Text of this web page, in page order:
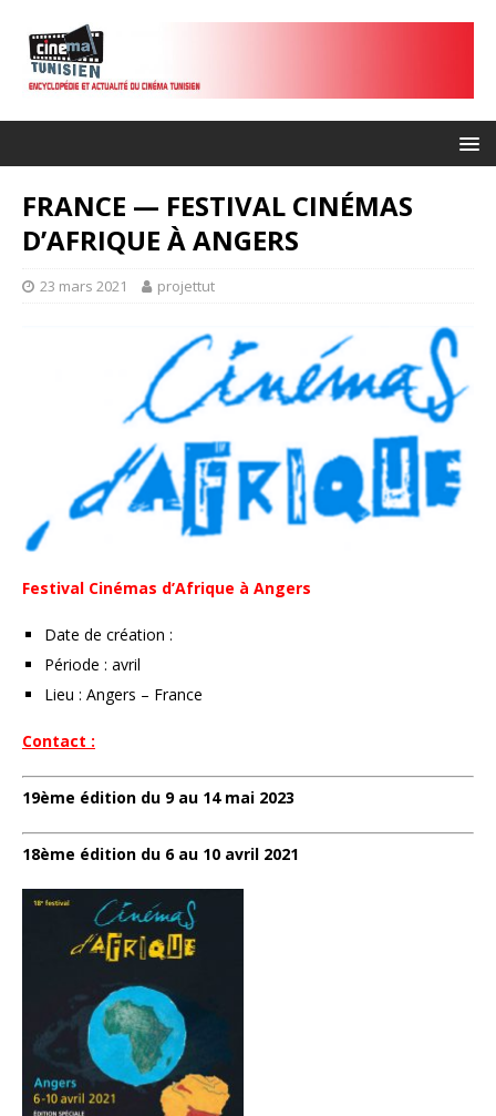
FRANCE — FESTIVAL CINÉMAS
D’AFRIQUE À ANGERS
23 mars 2021 projettut
Festival Cinémas d’Afrique à Angers
Date de création :
Période : avril
Lieu : Angers – France
Contact :
19ème édition du 9 au 14 mai 2023
18ème édition du 6 au 10 avril 2021